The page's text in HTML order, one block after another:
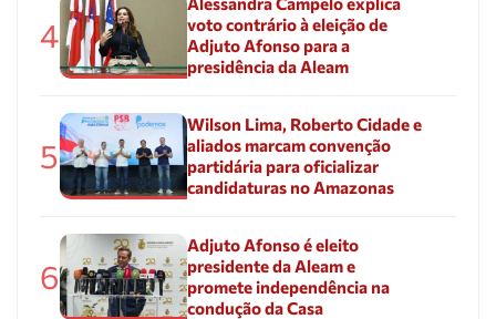
4
voto contrário à eleição de
Adjuto Afonso para a
presidência da Aleam
5
Wilson Lima, Roberto Cidade e
aliados marcam convenção
partidária para oficializar
candidaturas no Amazonas
6
Adjuto Afonso é eleito
presidente da Aleam e
promete independência na
condução da Casa